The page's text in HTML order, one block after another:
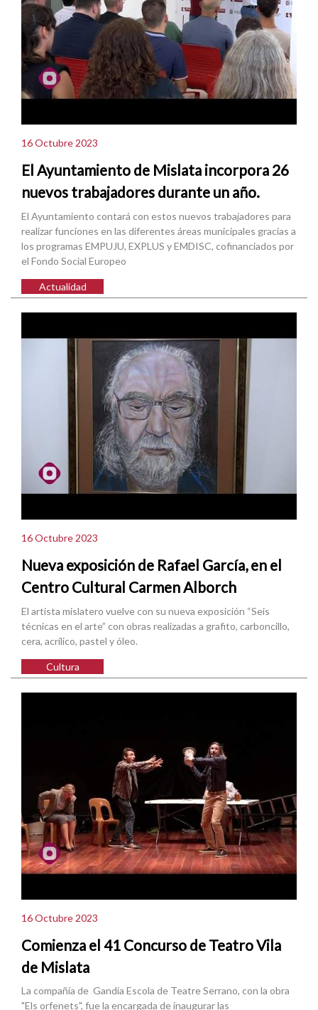
16 Octubre 2023
El Ayuntamiento de Mislata incorpora 26
nuevos trabajadores durante un año.
El Ayuntamiento contará con estos nuevos trabajadores para
realizar funciones en las diferentes áreas municipales gracias a
los programas EMPUJU, EXPLUS y EMDISC, cofinanciados por
el Fondo Social Europeo
Actualidad
16 Octubre 2023
Nueva exposición de Rafael García, en el
Centro Cultural Carmen Alborch
El artista mislatero vuelve con su nueva exposición “Seis
técnicas en el arte” con obras realizadas a grafito, carboncillo,
cera, acrílico, pastel y óleo.
Cultura
16 Octubre 2023
Comienza el 41 Concurso de Teatro Vila
de Mislata
La compañía de Gandia Escola de Teatre Serrano, con la obra
"Els orfenets", fue la encargada de inaugurar las